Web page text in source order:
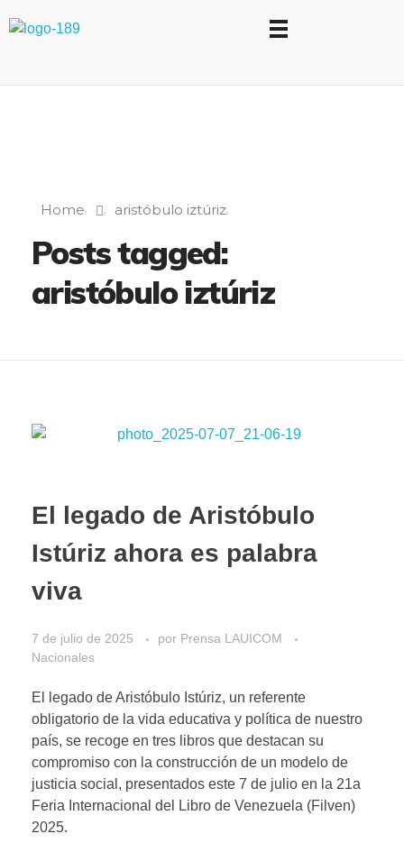
Home aristóbulo iztúriz
Posts tagged:
aristóbulo iztúriz
El legado de Aristóbulo
Istúriz ahora es palabra
viva
7 de julio de 2025 por Prensa LAUICOM
Nacionales
El legado de Aristóbulo Istúriz, un referente
obligatorio de la vida educativa y política de nuestro
país, se recoge en tres libros que destacan su
compromiso con la construcción de un modelo de
justicia social, presentados este 7 de julio en la 21a
Feria Internacional del Libro de Venezuela (Filven)
2025.